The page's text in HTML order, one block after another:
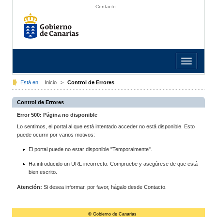
Contacto
Toggle
navigation
Está en: Inicio > Control de Errores
Control de Errores
Error 500: Página no disponible
Lo sentimos, el portal al que está intentado acceder no está disponible. Esto
puede ocurrir por varios motivos:
El portal puede no estar disponible "Temporalmente".
Ha introducido un URL incorrecto. Compruebe y asegúrese de que está
bien escrito.
Atención: Si desea informar, por favor, hágalo desde Contacto.
© Gobierno de Canarias